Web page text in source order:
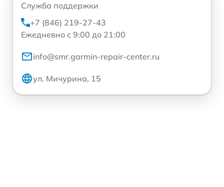
Служба поддержки
+7 (846) 219-27-43
Ежедневно с 9:00 до 21:00
info@smr.garmin-repair-center.ru
ул. Мичурина, 15